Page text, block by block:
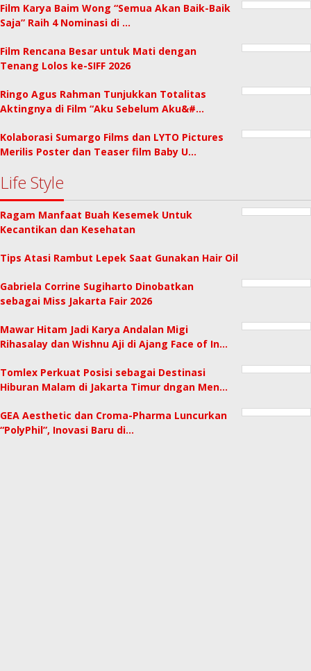
Film Karya Baim Wong “Semua Akan Baik-Baik
Saja” Raih 4 Nominasi di …
Film Rencana Besar untuk Mati dengan
Tenang Lolos ke-SIFF 2026
Ringo Agus Rahman Tunjukkan Totalitas
Aktingnya di Film “Aku Sebelum Aku&#…
Kolaborasi Sumargo Films dan LYTO Pictures
Merilis Poster dan Teaser film Baby U…
Life Style
Ragam Manfaat Buah Kesemek Untuk
Kecantikan dan Kesehatan
Tips Atasi Rambut Lepek Saat Gunakan Hair Oil
Gabriela Corrine Sugiharto Dinobatkan
sebagai Miss Jakarta Fair 2026
Mawar Hitam Jadi Karya Andalan Migi
Rihasalay dan Wishnu Aji di Ajang Face of In…
Tomlex Perkuat Posisi sebagai Destinasi
Hiburan Malam di Jakarta Timur dngan Men…
GEA Aesthetic dan Croma-Pharma Luncurkan
“PolyPhil”, Inovasi Baru di…